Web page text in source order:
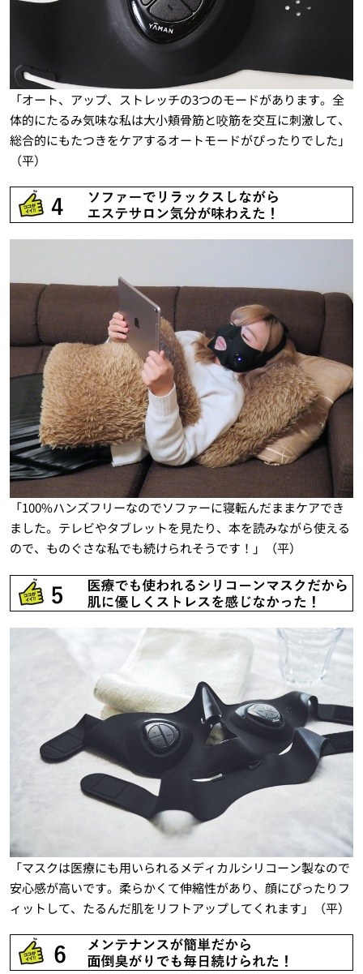
「オート、アップ、ストレッチの3つのモードがあります。全
体的にたるみ気味な私は大小頬骨筋と咬筋を交互に刺激して、
総合的にもたつきをケアするオートモードがぴったりでした」
（平）
「100%ハンズフリーなのでソファーに寝転んだままケアでき
ました。テレビやタブレットを見たり、本を読みながら使える
ので、ものぐさな私でも続けられそうです！」（平）
「マスクは医療にも用いられるメディカルシリコーン製なので
安心感が高いです。柔らかくて伸縮性があり、顔にぴったりフ
ィットして、たるんだ肌をリフトアップしてくれます」（平）